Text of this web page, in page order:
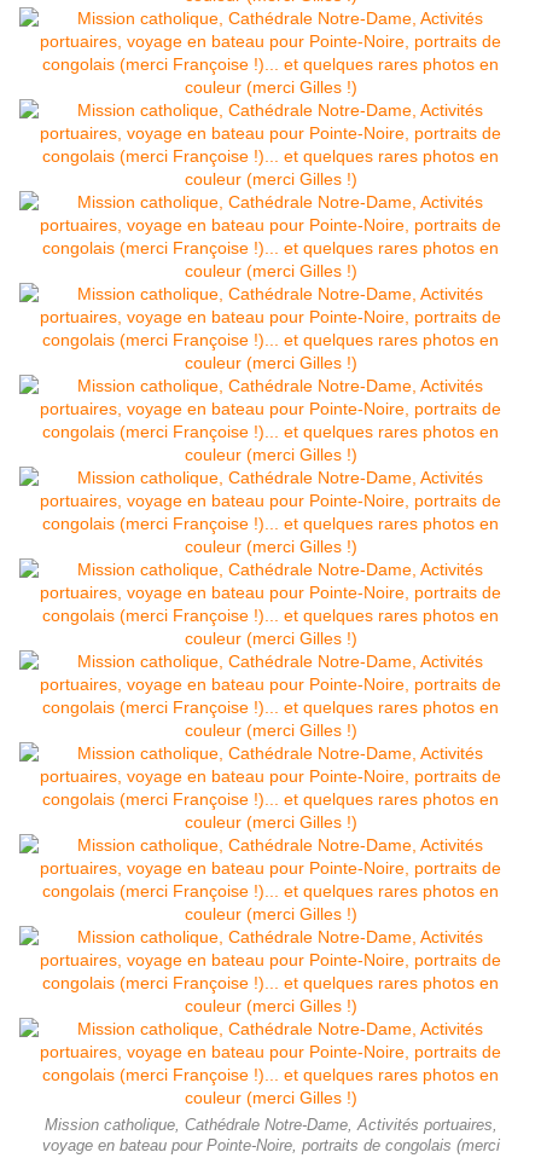
Mission catholique, Cathédrale Notre-Dame, Activités portuaires,
voyage en bateau pour Pointe-Noire, portraits de congolais (merci